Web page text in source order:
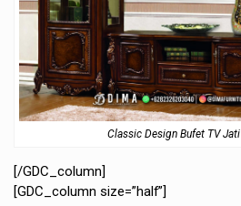
Classic Design Bufet TV
[/GDC_column]
[GDC_column size=”half”]